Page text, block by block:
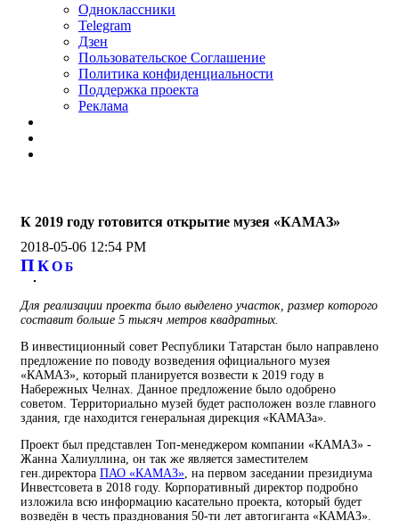
Одноклассники
Telegram
Дзен
Пользовательское Соглашение
Политика конфиденциальности
Поддержка проекта
Реклама
К 2019 году готовится открытие музея «КАМАЗ»
2018-05-06 12:54 PM
ПКО Б
Для реализации проекта было выделено участок, размер которого
составит больше 5 тысяч метров квадратных.
В инвестиционный совет Республики Татарстан было направлено
предложение по поводу возведения официального музея
«КАМАЗ», который планируется возвести к 2019 году в
Набережных Челнах. Данное предложение было одобрено
советом. Территориально музей будет расположен возле главного
здания, где находится генеральная дирекция «КАМАЗа».
Проект был представлен Топ-менеджером компании «КАМАЗ» -
Жанна Халиуллина, он так же является заместителем
ген.директора ПАО «КАМАЗ», на первом заседании президиума
Инвестсовета в 2018 году. Корпоративный директор подробно
изложила всю информацию касательно проекта, который будет
возведён в честь празднования 50-ти лет автогиганта «КАМАЗ».